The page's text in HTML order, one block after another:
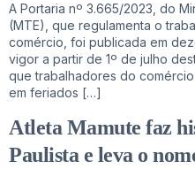
A Portaria nº 3.665/2023, do
(MTE), que regulamenta o
comércio, foi publicada em
vigor a partir de 1º de julho
que trabalhadores do
em feriados […]
Atleta Mamute faz
Paulista e leva o